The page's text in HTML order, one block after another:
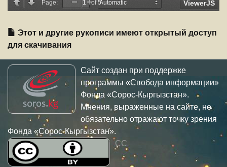
Этот и другие рукописи имеют открытый доступ
для скачивания
Сайт создан при поддержке
программы «Свобода информации»
Фонда «Сорос-Кыргызстан».
Мнения, выраженные на сайте, не
обязательно отражают точку зрения
Фонда «Сорос-Кыргызстан».
CC